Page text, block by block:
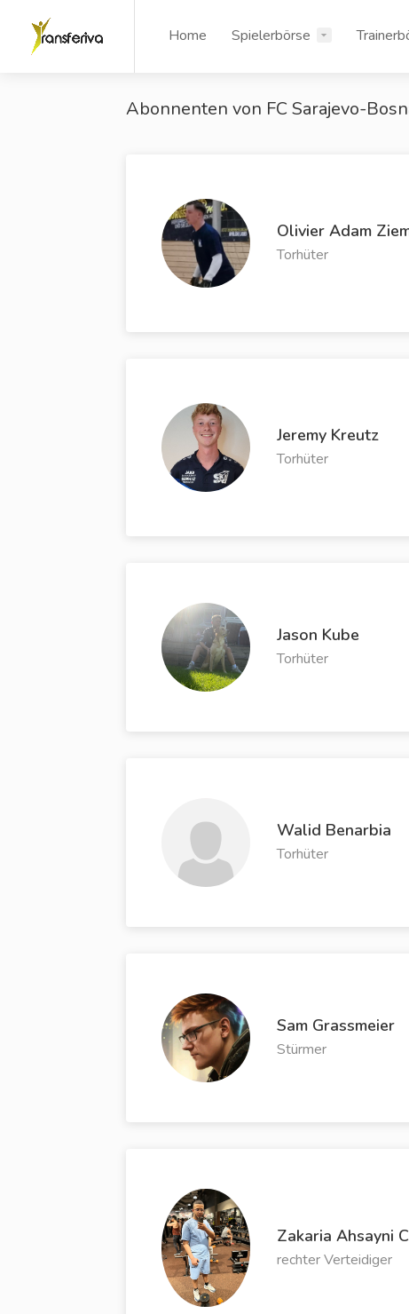
Home Spielerbörse
Abonnenten von FC Sarajevo-
Olivier Adam
Torhüter
Jeremy Kreutz
Torhüter
Jason Kube
Torhüter
Walid Benarbia
Torhüter
Sam Grassmeier
Stürmer
Zakaria Ahsayni
rechter Verteidiger